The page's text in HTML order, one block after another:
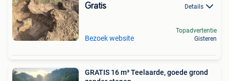
Gratis Details
Bezoek website
Topadvertentie
Gisteren
GRATIS 16 m³ Teelaarde, goede grond